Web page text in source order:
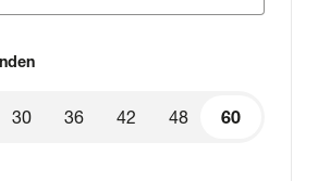
60
30 36 42 48 60